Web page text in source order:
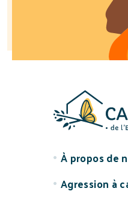
À propos de
Agression à